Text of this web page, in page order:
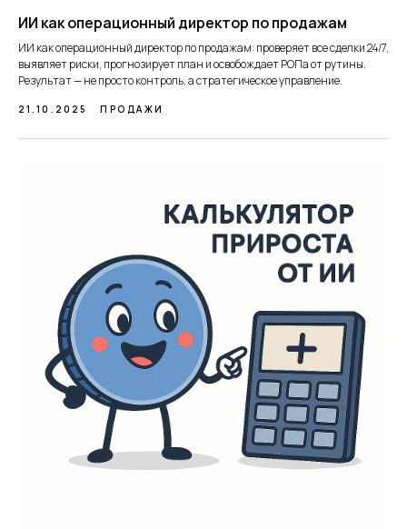
ИИ как операционный директор по продажам
ИИ как операционный директор по продажам: проверяет все сделки 24/7,
выявляет риски, прогнозирует план и освобождает РОПа от рутины.
Результат — не просто контроль, а стратегическое управление.
21.10.2025 ПРОДАЖИ